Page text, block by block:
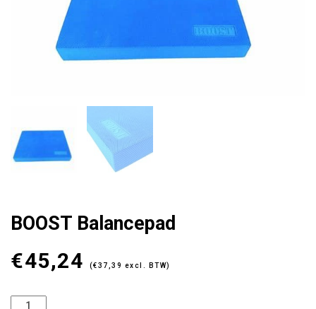
BOOST Balancepad
€45,24 (€37,39 excl. BTW)